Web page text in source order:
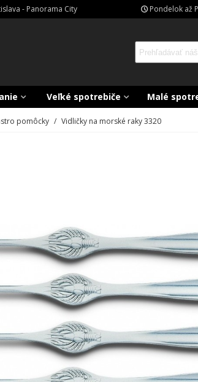
- Panorama City Pondelok až
Veľké spotrebiče Malé
pomôcky / Vidličky na morské raky 3320